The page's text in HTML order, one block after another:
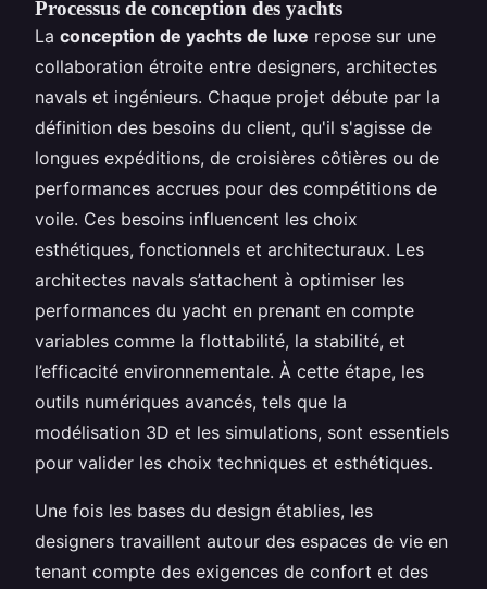
Processus de conception des yachts
La conception de yachts de luxe repose sur une
collaboration étroite entre designers, architectes
navals et ingénieurs. Chaque projet débute par la
définition des besoins du client, qu'il s'agisse de
longues expéditions, de croisières côtières ou de
performances accrues pour des compétitions de
voile. Ces besoins influencent les choix
esthétiques, fonctionnels et architecturaux. Les
architectes navals s’attachent à optimiser les
performances du yacht en prenant en compte
variables comme la flottabilité, la stabilité, et
l’efficacité environnementale. À cette étape, les
outils numériques avancés, tels que la
modélisation 3D et les simulations, sont essentiels
pour valider les choix techniques et esthétiques.
Une fois les bases du design établies, les
designers travaillent autour des espaces de vie en
tenant compte des exigences de confort et des